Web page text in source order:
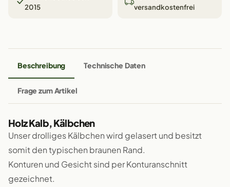
2015
versandkostenfrei
Beschreibung Technische Daten
Frage zum Artikel
Holz Kalb, Kälbchen
Unser drolliges Kälbchen wird gelasert und besitzt
somit den typischen braunen Rand.
Konturen und Gesicht sind per Konturanschnitt
gezeichnet.